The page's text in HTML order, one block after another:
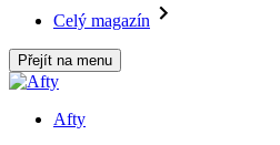
Celý magazín
Přejít na menu
Afty